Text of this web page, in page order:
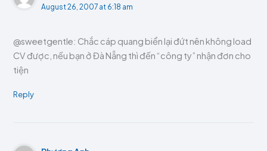
August 26, 2007 at 6:18 am
@sweetgentle: Chắc cáp quang biển lại đứt nên không load
CV được, nếu bạn ở Đà Nẵng thì đến “công ty” nhận đơn cho
tiện
Reply